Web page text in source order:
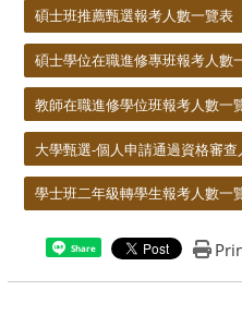
碩士班推薦甄選報考人數一覽表
碩士學位在職進修專班報考人數
教師在職進修學位班報考人數一
大學甄選-個人申請通過資格審查
學士班二年級轉學生報考人數一
Share